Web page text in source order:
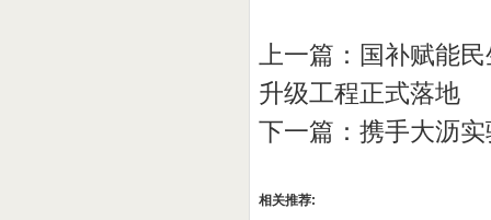
上一篇： 国补赋能
升级工程正式落地
下一篇： 携手大沥
相关推荐: